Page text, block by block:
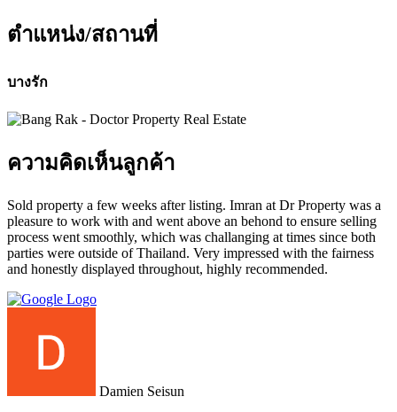
ตำแหน่ง/สถานที่
บางรัก
ความคิดเห็นลูกค้า
Sold property a few weeks after listing. Imran at Dr Property was a
pleasure to work with and went above an behond to ensure selling
process went smoothly, which was challanging at times since both
parties were outside of Thailand. Very impressed with the fairness
and honestly displayed throughout, highly recommended.
Damien Seisun